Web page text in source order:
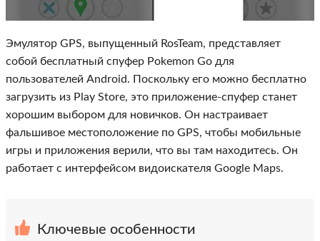
Эмулятор GPS, выпущенный RosTeam, представляет
собой бесплатный спуфер Pokemon Go для
пользователей Android. Поскольку его можно бесплатно
загрузить из Play Store, это приложение-спуфер станет
хорошим выбором для новичков. Он настраивает
фальшивое местоположение по GPS, чтобы мобильные
игры и приложения верили, что вы там находитесь. Он
работает с интерфейсом видоискателя Google Maps.
Ключевые особенности